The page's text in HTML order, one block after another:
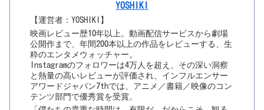
YOSHIKI
【運営者：YOSHIKI】
映画レビュー歴10年以上。動画配信サービスから劇場
公開作まで、年間200本以上の作品をレビューする、生
粋のエンタメウォッチャー。
Instagramのフォロワーは4万人を超え、その深い洞察
と熱量の高いレビューが評価され、インフルエンサー
アワードジャパン7thでは、アニメ／書籍／映像のコン
テンツ部門で優秀賞を受賞。